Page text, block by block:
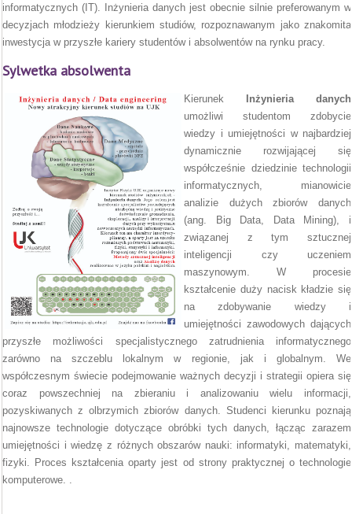
informatycznych (IT). Inżynieria danych jest obecnie silnie preferowanym w
decyzjach młodzieży kierunkiem studiów, rozpoznawanym jako znakomita
inwestycja w przyszłe kariery studentów i absolwentów na rynku pracy.
Sylwetka absolwenta
Kierunek
Inżynieria danych
umożliwi studentom zdobycie
wiedzy i umiejętności w najbardziej
dynamicznie rozwijającej się
współcześnie dziedzinie technologii
informatycznych, mianowicie
analizie dużych zbiorów danych
(ang. Big Data, Data Mining), i
związanej z tym sztucznej
inteligencji czy uczeniem
maszynowym. W procesie
kształcenie duży nacisk kładzie się
na zdobywanie wiedzy i
umiejętności zawodowych dających
przyszłe możliwości specjalistycznego zatrudnienia informatycznego
zarówno na szczeblu lokalnym w regionie, jak i globalnym. We
współczesnym świecie podejmowanie ważnych decyzji i strategii opiera się
coraz powszechniej na zbieraniu i analizowaniu wielu informacji,
pozyskiwanych z olbrzymich zbiorów danych. Studenci kierunku poznają
najnowsze technologie dotyczące obróbki tych danych, łącząc zarazem
umiejętności i wiedzę z różnych obszarów nauki: informatyki, matematyki,
fizyki. Proces kształcenia oparty jest od strony praktycznej o technologie
komputerowe. .